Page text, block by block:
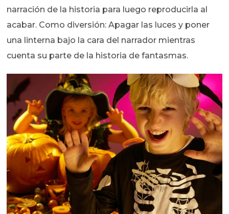
narración de la historia para luego reproducirla al
acabar. Como diversión: Apagar las luces y poner
una linterna bajo la cara del narrador mientras
cuenta su parte de la historia de fantasmas.